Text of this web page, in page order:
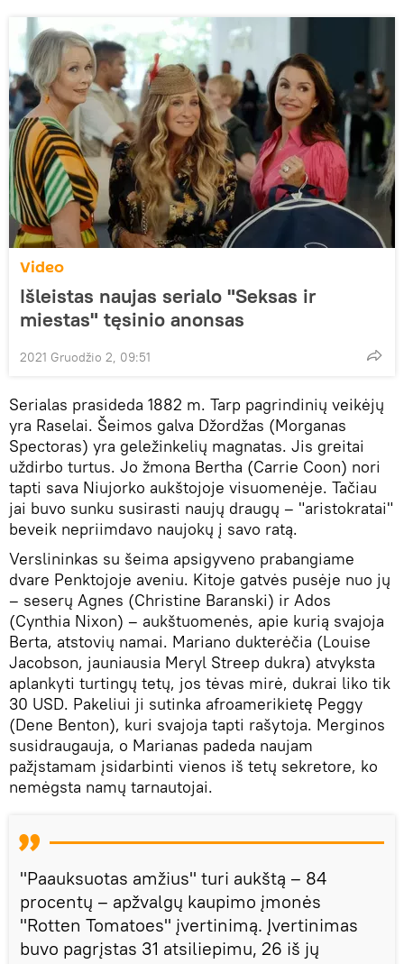
Video
Išleistas naujas serialo "Seksas ir
miestas" tęsinio anonsas
2021 Gruodžio 2, 09:51
Serialas prasideda 1882 m. Tarp pagrindinių veikėjų
yra Raselai. Šeimos galva Džordžas (Morganas
Spectoras) yra geležinkelių magnatas. Jis greitai
uždirbo turtus. Jo žmona Bertha (Carrie Coon) nori
tapti sava Niujorko aukštojoje visuomenėje. Tačiau
jai buvo sunku susirasti naujų draugų – "aristokratai"
beveik nepriimdavo naujokų į savo ratą.
Verslininkas su šeima apsigyveno prabangiame
dvare Penktojoje aveniu. Kitoje gatvės pusėje nuo jų
– seserų Agnes (Christine Baranski) ir Ados
(Cynthia Nixon) – aukštuomenės, apie kurią svajoja
Berta, atstovių namai. Mariano dukterėčia (Louise
Jacobson, jauniausia Meryl Streep dukra) atvyksta
aplankyti turtingų tetų, jos tėvas mirė, dukrai liko tik
30 USD. Pakeliui ji sutinka afroamerikietę Peggy
(Dene Benton), kuri svajoja tapti rašytoja. Merginos
susidraugauja, o Marianas padeda naujam
pažįstamam įsidarbinti vienos iš tetų sekretore, ko
nemėgsta namų tarnautojai.
"Paauksuotas amžius" turi aukštą – 84
procentų – apžvalgų kaupimo įmonės
"Rotten Tomatoes" įvertinimą. Įvertinimas
buvo pagrįstas 31 atsiliepimu, 26 iš jų